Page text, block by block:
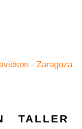
TALLER